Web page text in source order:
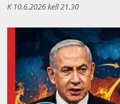
K 10.6.2026 kell 21.30